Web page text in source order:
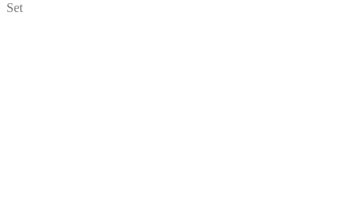
Set